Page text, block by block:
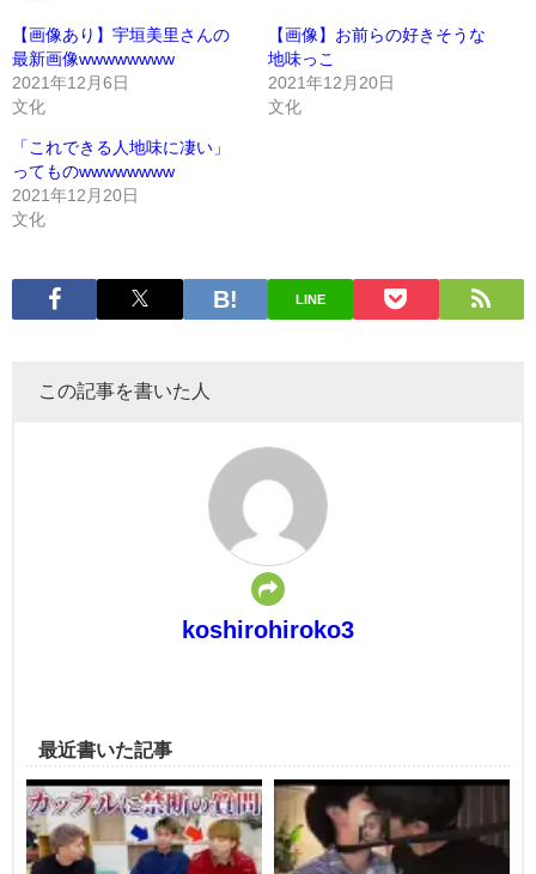
【画像あり】宇垣美里さんの
最新画像wwwwwwww
2021年12月6日
文化
【画像】お前らの好きそうな
地味っこ
2021年12月20日
文化
「これできる人地味に凄い」
ってものwwwwwwww
2021年12月20日
文化
LINE
この記事を書いた人
koshirohiroko3
最近書いた記事